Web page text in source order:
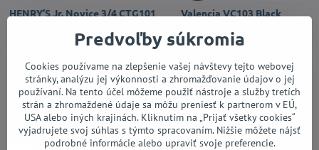
HENRY’S Jr. Novice 3/4 CTG101
Skladom
Do košíka
Valencia VC103 Black
Skladom
72 €
Do košíka
Predvoľby súkromia
Cookies používame na zlepšenie vašej návštevy tejto webovej
stránky, analýzu jej výkonnosti a zhromažďovanie údajov o jej
používaní. Na tento účel môžeme použiť nástroje a služby tretích
strán a zhromaždené údaje sa môžu preniesť k partnerom v EÚ,
USA alebo iných krajinách. Kliknutím na „Prijať všetky cookies“
vyjadrujete svoj súhlas s týmto spracovaním. Nižšie môžete nájsť
podrobné informácie alebo upraviť svoje preferencie.